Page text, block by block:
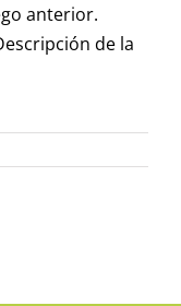
anterior.
de la